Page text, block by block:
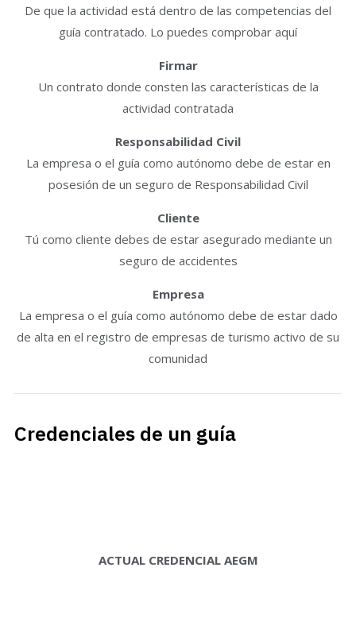
De que la actividad está dentro de las competencias del
guía contratado. Lo puedes comprobar aquí
Firmar
Un contrato donde consten las características de la
actividad contratada
Responsabilidad Civil
La empresa o el guía como autónomo debe de estar en
posesión de un seguro de Responsabilidad Civil
Cliente
Tú como cliente debes de estar asegurado mediante un
seguro de accidentes
Empresa
La empresa o el guía como autónomo debe de estar dado
de alta en el registro de empresas de turismo activo de su
comunidad
Credenciales de un guía
ACTUAL CREDENCIAL AEGM